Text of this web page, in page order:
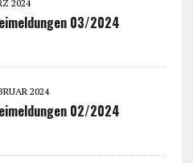
2024
03/2024
2024
02/2024